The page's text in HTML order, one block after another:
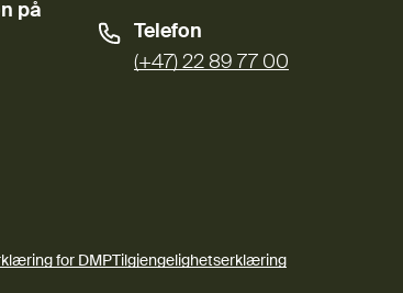
på
Telefon
(+47) 22 89 77 00
for DMP Tilgjengelighetserklæring
(Ekstern lenke)